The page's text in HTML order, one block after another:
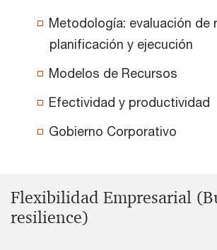
Metodología: evaluación de
planificación y ejecución
Modelos de Recursos
Efectividad y productividad
Gobierno Corporativo
Flexibilidad Empresarial
resilience)